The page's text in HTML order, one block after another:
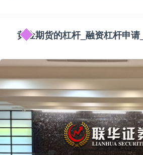
黄金期货的杠杆_融资杠杆申